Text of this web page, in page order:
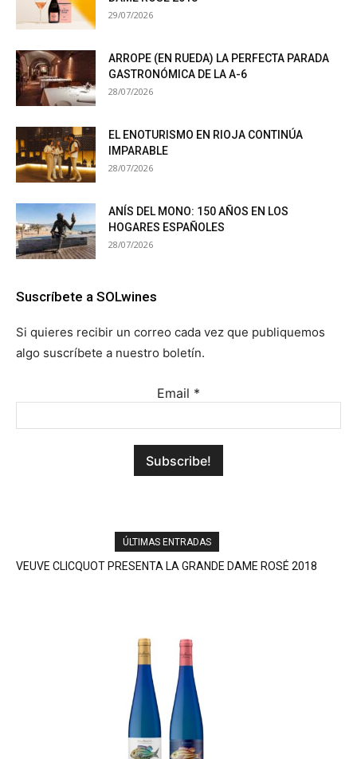
29/07/2026
ARROPE (EN RUEDA) LA PERFECTA PARADA
GASTRONÓMICA DE LA A-6
28/07/2026
EL ENOTURISMO EN RIOJA CONTINÚA
IMPARABLE
28/07/2026
ANÍS DEL MONO: 150 AÑOS EN LOS
HOGARES ESPAÑOLES
28/07/2026
Suscríbete a SOLwines
Si quieres recibir un correo cada vez que publiquemos
algo suscríbete a nuestro boletín.
Email *
ÚLTIMAS ENTRADAS
VEUVE CLICQUOT PRESENTA LA GRANDE DAME ROSÉ 2018
ARROPE (EN RUEDA) LA PERFECTA PARADA GASTRONÓMICA